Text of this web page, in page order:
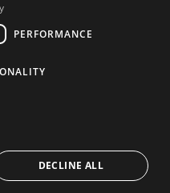
CONTACT US
PERFORMANCE
DECLINE ALL